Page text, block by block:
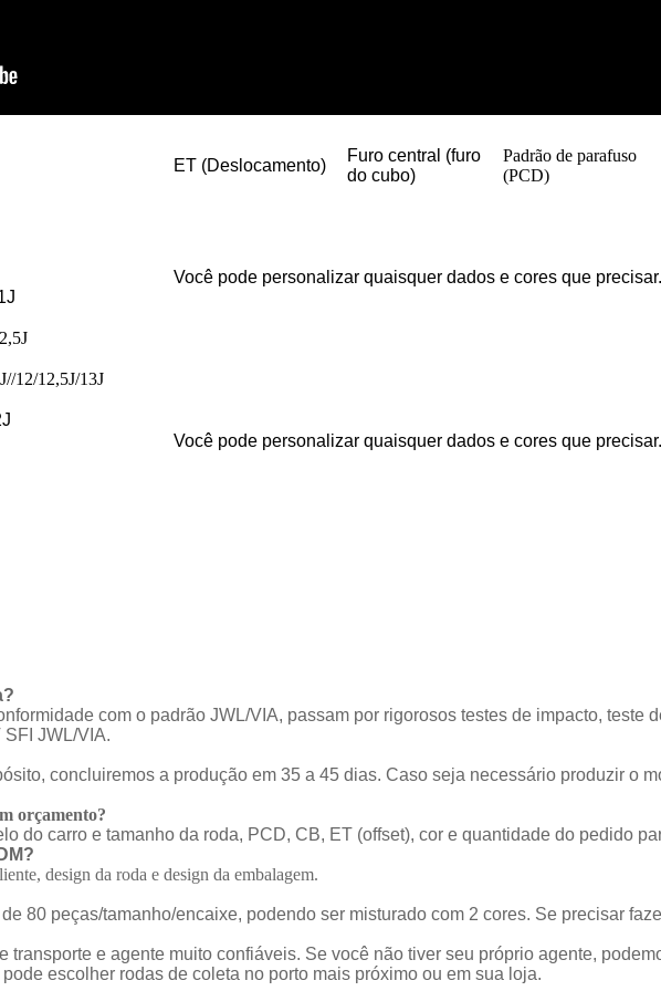
ET (Deslocamento)
Furo central (furo
do cubo)
Padrão de parafuso
(PCD)
Você pode personalizar quaisquer dados e cores que precisar.
12/12,5J/13J
Você pode personalizar quaisquer dados e cores que precisar.
com o padrão JWL/VIA, passam por rigorosos testes de impacto, teste
JWL/VIA.
concluiremos a produção em 35 a 45 dias. Caso seja necessário produzir o
orçamento?
do carro e tamanho da roda, PCD, CB, ET (offset), cor e quantidade do pedido
design da roda e design da embalagem.
80 peças/tamanho/encaixe, podendo ser misturado com 2 cores. Se precisar
transporte e agente muito confiáveis. Se você não tiver seu próprio agente,
escolher rodas de coleta no porto mais próximo ou em sua loja.